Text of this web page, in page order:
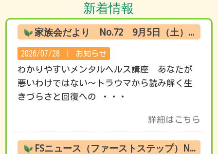
新着情報
家族会だより No.72 9月5日（土） オンライン試聴のお知らせ
2026/07/28 │ お知らせ
わかりやすいメンタルヘルス講座 あなたが
悪いわけではない～トラウマから読み解く生
きづらさと回復への ・・・
詳細はこちら
FSニュース（ファーストステップ）No.222 8月の活動です